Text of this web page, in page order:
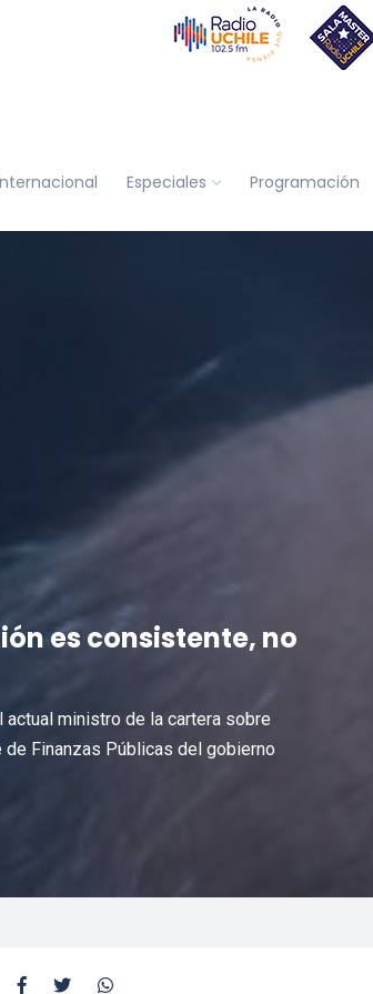
Especiales Programación
es consistente, no
ministro de la cartera sobre
Finanzas Públicas del gobierno